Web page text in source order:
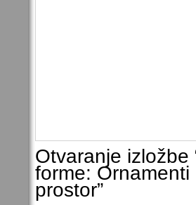
Otvaranje izložbe
forme: Ornamenti
prostor”